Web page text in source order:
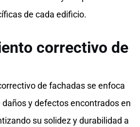
de cada edificio.
correctivo de
de fachadas se enfoca
y defectos encontrados en
su solidez y durabilidad a